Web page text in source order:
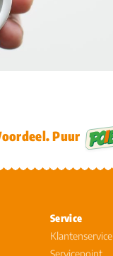
Puur
Service
Klantenservice